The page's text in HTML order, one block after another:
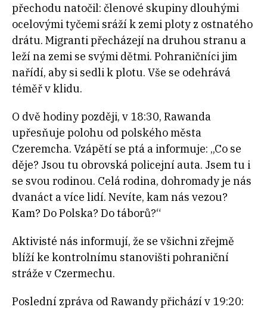
přechodu natočil: členové skupiny dlouhými
ocelovými tyčemi sráží k zemi ploty z ostnatého
drátu. Migranti přecházejí na druhou stranu a
leží na zemi se svými dětmi. Pohraničníci jim
nařídí, aby si sedli k plotu. Vše se odehrává
téměř v klidu.
O dvě hodiny později, v 18:30, Rawanda
upřesňuje polohu od polského města
Czeremcha. Vzápětí se ptá a informuje: „Co se
děje? Jsou tu obrovská policejní auta. Jsem tu i
se svou rodinou. Celá rodina, dohromady je nás
dvanáct a více lidí. Nevíte, kam nás vezou?
Kam? Do Polska? Do táborů?“
Aktivisté nás informují, že se všichni zřejmě
blíží ke kontrolnímu stanovišti pohraniční
stráže v Czermechu.
Poslední zpráva od Rawandy přichází v 19:20: